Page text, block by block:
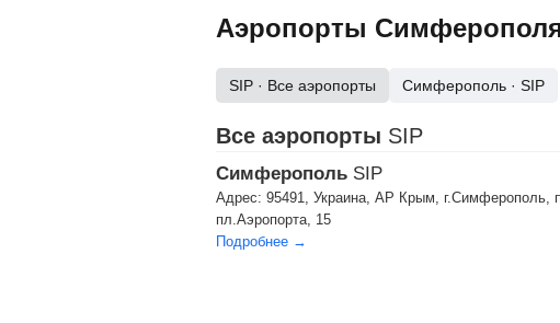
Аэропорты
SIP · Все аэропорты Симферополь · SIP
Все аэропорты SIP
Симферополь SIP
Адрес: 95491, Украина, АР Крым, г.Симферополь,
пл.Аэропорта, 15
Подробнее →